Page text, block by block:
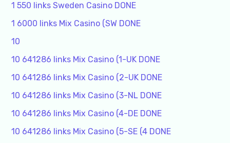
1 550 links Sweden Casino DONE
1 6000 links Mix Casino (SW DONE
10
10 641286 links Mix Casino (1-UK DONE
10 641286 links Mix Casino (2-UK DONE
10 641286 links Mix Casino (3-NL DONE
10 641286 links Mix Casino (4-DE DONE
10 641286 links Mix Casino (5-SE (4 DONE